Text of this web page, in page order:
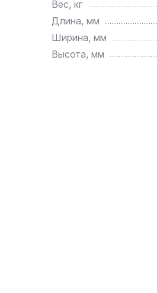
ЦКТ для
Вес, кг
Длина, мм
Ширина, мм
Высота, мм